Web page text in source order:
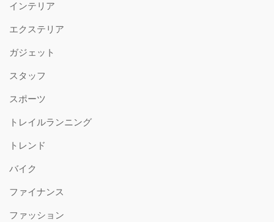
インテリア
エクステリア
ガジェット
スタッフ
スポーツ
トレイルランニング
トレンド
バイク
ファイナンス
ファッション